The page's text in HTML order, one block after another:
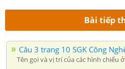
Bài tiếp
Câu 3 trang 10 SGK Công
Tên gọi và vị trí của các hình chiếu